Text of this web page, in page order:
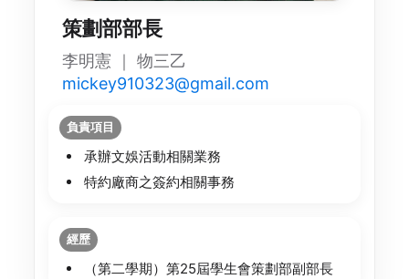
策劃部部長
李明憲 ｜ 物三乙
mickey910323@gmail.com
負責項目
承辦文娛活動相關業務
特約廠商之簽約相關事務
經歷
（第二學期）第25屆學生會策劃部副部長